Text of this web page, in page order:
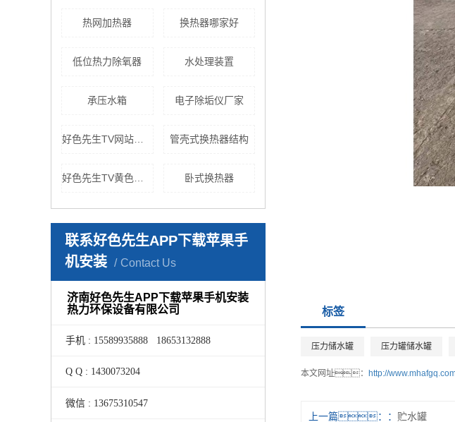
热网加热器 换热器哪家好
低位热力除氧器 水处理装置
承压水箱 电子除垢仪厂家
管壳式换热器结构
卧式换热器
联系好色先生APP下载苹果手
机安装
Contact Us
济南好色先生APP下载苹果手机安装
热力环保设备有限公司
手机 : 15589935888 18653132888
Q Q : 1430073204
微信 : 13675310547
标签
压力储水罐 压力罐储水罐
本文网址： http://
上一篇： 贮水罐